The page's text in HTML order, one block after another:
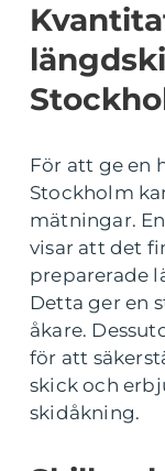
För att ge en
Stockholm
mätningar.
visar att det
preparerade
Detta ger en
åkare.
för att
skick och
skidåkning.